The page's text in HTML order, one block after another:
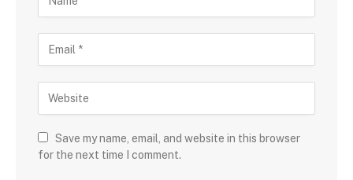
Save my name, email, and website in this browser
for the next time I comment.